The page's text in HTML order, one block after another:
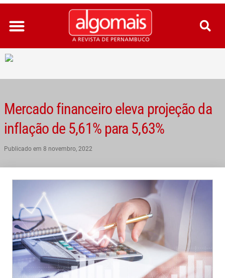
Ir
para
conteúdo
Mercado financeiro eleva projeção da
inflação de 5,61% para 5,63%
Publicado em 8 novembro, 2022